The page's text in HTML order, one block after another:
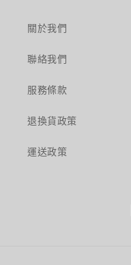
關於我們
聯絡我們
服務條款
退換貨政策
運送政策